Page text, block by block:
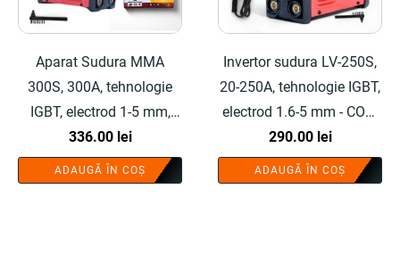
Aparat Sudura MMA
300S, 300A, tehnologie
IGBT, electrod 1-5 mm,
invertor profesional - COBI
SMART®
336.00 lei
ADAUGĂ ÎN COȘ
Invertor sudura LV-250S,
20-250A, tehnologie IGBT,
electrod 1.6-5 mm - COBI
SMART®
290.00 lei
ADAUGĂ ÎN COȘ